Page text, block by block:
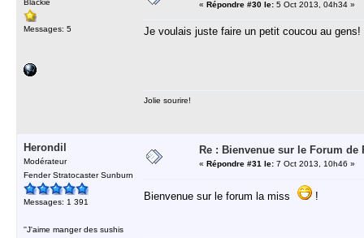
Blackie
Messages: 5
« Répondre #30 le: 5 Oct 2013, 04h34 »
Je voulais juste faire un petit coucou au gens!
Jolie sourire!
Herondil
Modérateur
Fender Stratocaster Sunburn
Messages: 1 391
''J'aime manger des sushis
Re : Bienvenue sur le Forum de
« Répondre #31 le: 7 Oct 2013, 10h46 »
Bienvenue sur le forum la miss !